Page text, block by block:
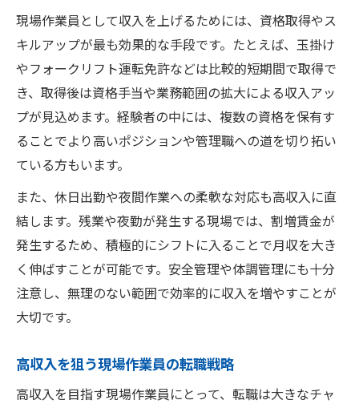
現場作業員として収入を上げるためには、資格取得やス
キルアップが最も効果的な手段です。たとえば、玉掛け
やフォークリフト運転免許などは比較的短期間で取得で
き、取得後は資格手当や業務範囲の拡大による収入アッ
プが見込めます。経験者の中には、複数の資格を保有す
ることでより高いポジションや管理職への道を切り拓い
ている方もいます。
また、休日出勤や夜間作業への柔軟な対応も高収入に直
結します。残業や夜勤が発生する現場では、割増賃金が
発生するため、積極的にシフトに入ることで月収を大き
く伸ばすことが可能です。安全管理や体調管理にも十分
注意し、無理のない範囲で効率的に収入を増やすことが
大切です。
高収入を狙う現場作業員の転職戦略
高収入を目指す現場作業員にとって、転職は大きなチャ